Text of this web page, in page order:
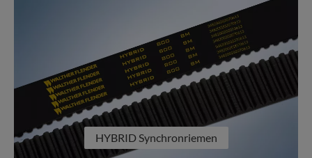
HYBRID Synchronriemen